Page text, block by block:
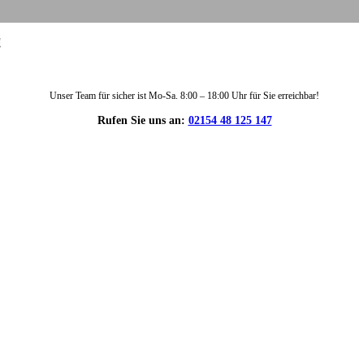
Unser Team für sicher ist Mo-Sa. 8:00 – 18:00 Uhr für Sie erreichbar!
Rufen Sie uns an: 02154 48 125 147